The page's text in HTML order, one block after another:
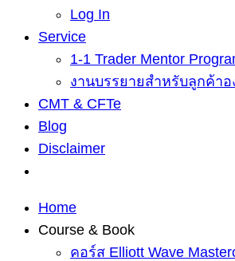
Log In
Service
1-1 Trader Mentor
งานบรรยายสำหรับลูกค้าอ
CMT & CFTe
Blog
Disclaimer
Home
Course & Book
คอร์ส Elliott Wave